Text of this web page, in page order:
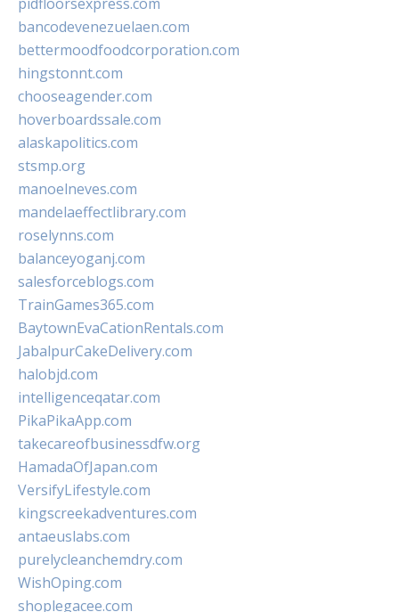
bancodevenezuelaen.com
bettermoodfoodcorporation.com
hingstonnt.com
chooseagender.com
hoverboardssale.com
alaskapolitics.com
stsmp.org
manoelneves.com
mandelaeffectlibrary.com
roselynns.com
balanceyoganj.com
salesforceblogs.com
TrainGames365.com
BaytownEvaCationRentals.com
JabalpurCakeDelivery.com
halobjd.com
intelligenceqatar.com
PikaPikaApp.com
takecareofbusinessdfw.org
HamadaOfJapan.com
VersifyLifestyle.com
kingscreekadventures.com
antaeuslabs.com
purelycleanchemdry.com
WishOping.com
shoplegacee.com